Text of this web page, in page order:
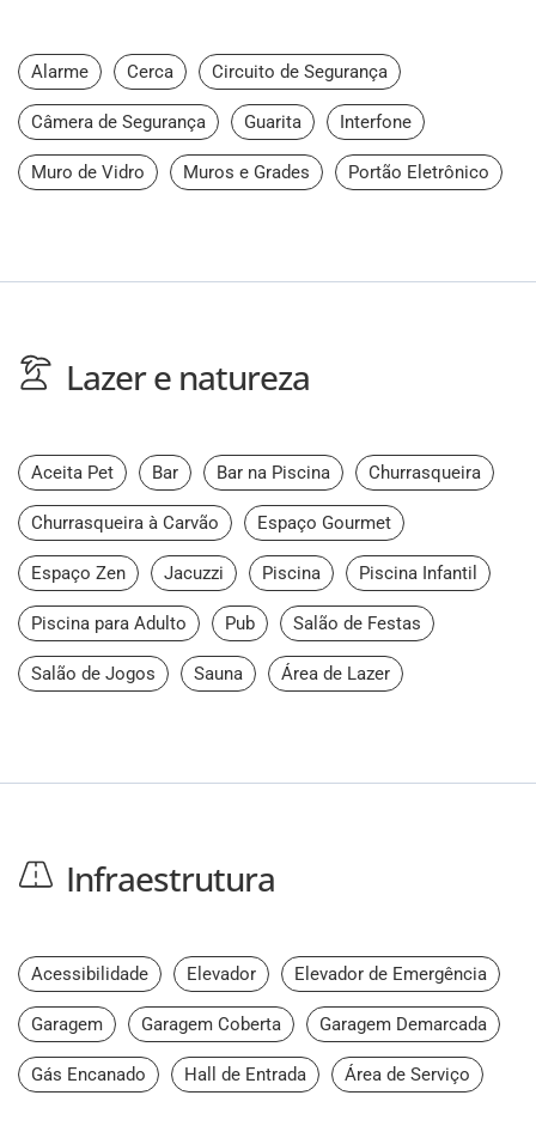
Alarme Cerca Circuito de Segurança
Câmera de Segurança Guarita Interfone
Muro de Vidro Muros e Grades Portão Eletrônico
Lazer e natureza
Aceita Pet Bar Bar na Piscina Churrasqueira
Churrasqueira à Carvão Espaço Gourmet
Espaço Zen Jacuzzi Piscina Piscina Infantil
Piscina para Adulto Pub Salão de Festas
Salão de Jogos Sauna Área de Lazer
Infraestrutura
Acessibilidade Elevador Elevador de Emergência
Garagem Garagem Coberta Garagem Demarcada
Gás Encanado Hall de Entrada Área de Serviço